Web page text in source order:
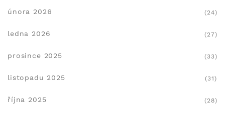
února 2026 (24)
ledna 2026 (27)
prosince 2025 (33)
listopadu 2025 (31)
října 2025 (28)